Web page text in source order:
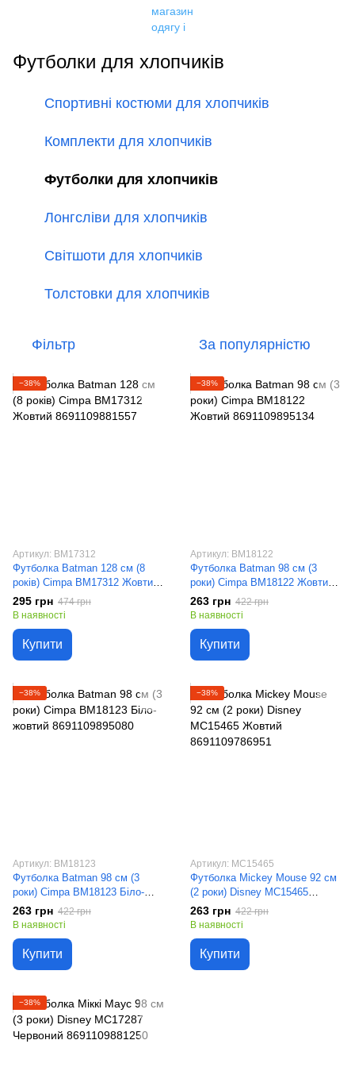
Футболки для хлопчиків
Спортивні костюми для хлопчиків
Комплекти для хлопчиків
Футболки для хлопчиків
Лонгсліви для хлопчиків
Світшоти для хлопчиків
Толстовки для хлопчиків
Фільтр За популярністю
−38%
Артикул: BM17312
Футболка Batman 128 см (8
років) Cimpa BM17312 Жовтий
8691109881557
295 грн 474 грн
В наявності
Купити
−38%
Артикул: BM18122
Футболка Batman 98 см (3
роки) Cimpa BM18122 Жовтий
8691109895134
263 грн 422 грн
В наявності
Купити
−38%
Артикул: BM18123
Футболка Batman 98 см (3
роки) Cimpa BM18123 Біло-
жовтий 8691109895080
263 грн 422 грн
В наявності
Купити
−38%
Артикул: MC15465
Футболка Mickey Mouse 92 см
(2 роки) Disney MC15465
Жовтий 8691109786951
263 грн 422 грн
В наявності
Купити
−38%